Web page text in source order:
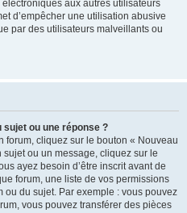
aux autres utilisateurs
d’empêcher une utilisation abusive
par des utilisateurs malveillants ou
ou une réponse ?
forum, cliquez sur le bouton « Nouveau
ou un message, cliquez sur le
ayez besoin d’être inscrit avant de
forum, une liste de vos permissions
ou du sujet. Par exemple : vous pouvez
vous pouvez transférer des pièces